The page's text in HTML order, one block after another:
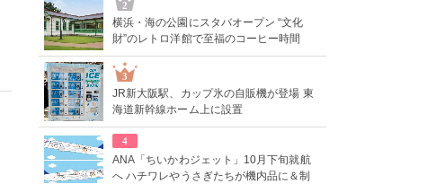
2
横浜・海の公園にスタバオープン “文化
財”のレトロ洋館で至福のコーヒー時間
3
JR新大阪駅、カップ氷の自販機が登場 東
海道新幹線ホーム上に設置
4
ANA「ちいかわジェット」10月下旬就航
へ ハチワレやうさぎたちが機内品に＆制